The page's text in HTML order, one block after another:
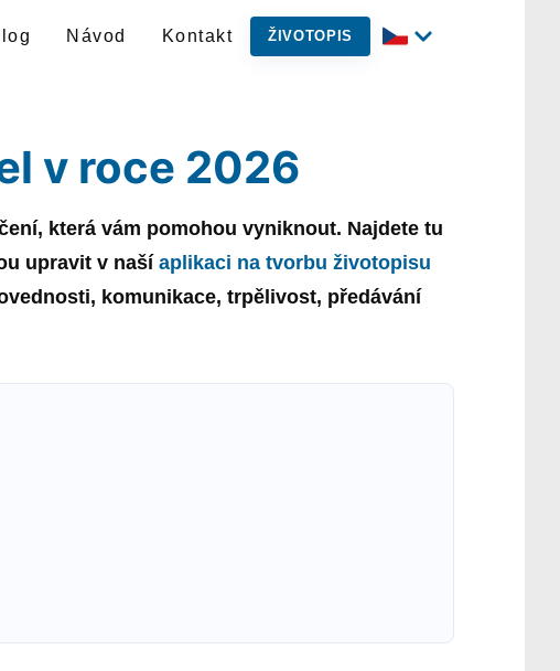
Návod Kontakt ŽIVOTOPIS
v roce 2026
která vám pomohou vyniknout. Najdete tu
upravit v našíaplikaci na tvorbu životopisu
komunikace, trpělivost, předávání